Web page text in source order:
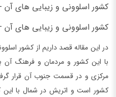
کشور اسلوونی و زیبایی های آن
کشور اسلوونی و زیبایی های آن
در این مقاله قصد داریم از کشور
با این کشور و مردمان و فرهنگ آن
مرکزی و در قسمت جنوب آن قرار
کشور است و اتریش در شمال با